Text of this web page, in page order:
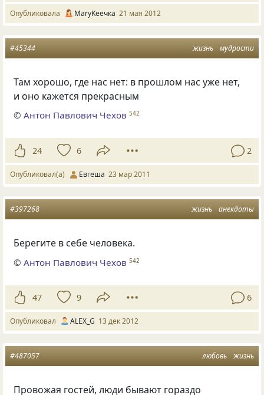
Опубликовала MaryKeeчка 21 мая 2012
жизнь мудрости
#45344
Там хорошо, где нас нет: в прошлом нас уже нет,
и оно кажется прекрасным
©Антон Павлович Чехов 542
24 6 2
Опубликовал(а) Евгеша 23 мар 2011
жизнь анекдоты
#397268
Берегите в себе человека.
©Антон Павлович Чехов 542
47 9 6
Опубликовал ALEX_G 13 дек 2012
любовь жизнь
#487057
Провожая гостей, люди бывают гораздо